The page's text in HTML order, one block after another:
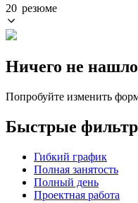
20 резюме
Ничего не
Попробуйте изменить
Быстрые
Гибкий график
Полная занятость
Полный день
Проектная работа